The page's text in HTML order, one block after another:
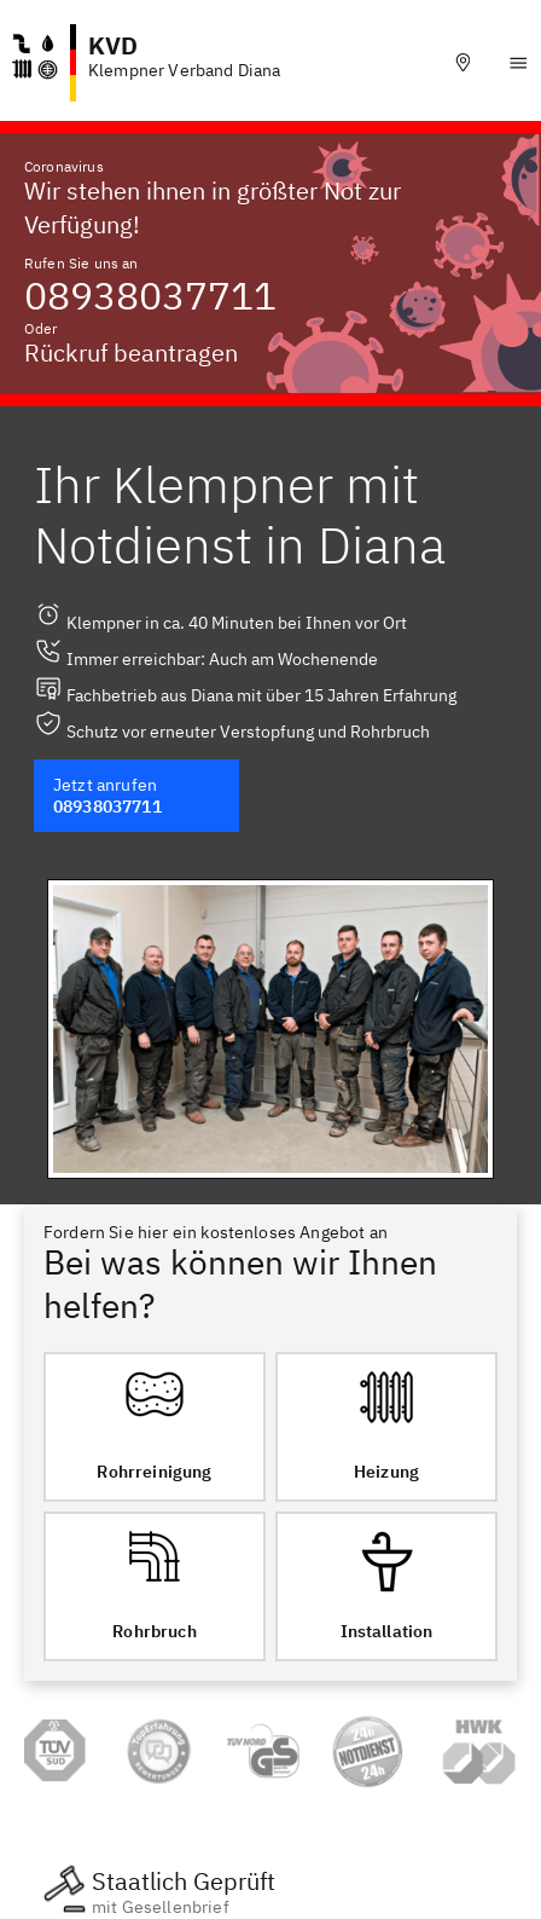
KVD
Klempner Verband Diana
Coronavirus
Wir stehen ihnen in größter Not zur
Verfügung!
Rufen Sie uns an
08938037711
Oder
Rückruf beantragen
Ihr Klempner mit
Notdienst in Diana
Klempner in ca. 40 Minuten bei Ihnen vor Ort
Immer erreichbar: Auch am Wochenende
Fachbetrieb aus Diana mit über 15 Jahren Erfahrung
Schutz vor erneuter Verstopfung und Rohrbruch
Jetzt anrufen
08938037711
Fordern Sie hier ein kostenloses Angebot an
Bei was können wir Ihnen
helfen?
Rohrreinigung Heizung
Rohrbruch Installation
Staatlich Geprüft
mit Gesellenbrief